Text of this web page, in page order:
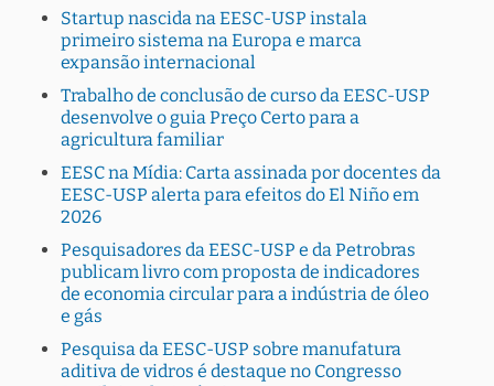
Startup nascida na EESC-USP instala
primeiro sistema na Europa e marca
expansão internacional
Trabalho de conclusão de curso da EESC-USP
desenvolve o guia Preço Certo para a
agricultura familiar
EESC na Mídia: Carta assinada por docentes da
EESC-USP alerta para efeitos do El Niño em
2026
Pesquisadores da EESC-USP e da Petrobras
publicam livro com proposta de indicadores
de economia circular para a indústria de óleo
e gás
Pesquisa da EESC-USP sobre manufatura
aditiva de vidros é destaque no Congresso